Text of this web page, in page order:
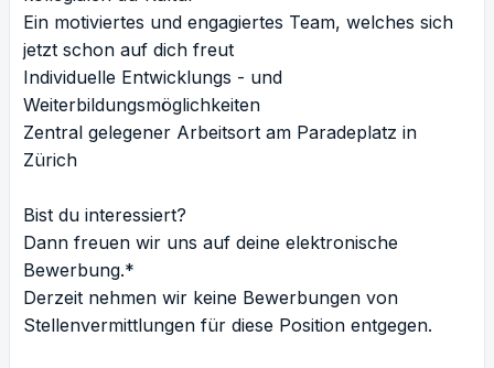
Ein motiviertes und engagiertes Team, welches sich
jetzt schon auf dich freut
Individuelle Entwicklungs - und
Weiterbildungsmöglichkeiten
Zentral gelegener Arbeitsort am Paradeplatz in
Zürich
Bist du interessiert?
Dann freuen wir uns auf deine elektronische
Bewerbung.*
Derzeit nehmen wir keine Bewerbungen von
Stellenvermittlungen für diese Position entgegen.